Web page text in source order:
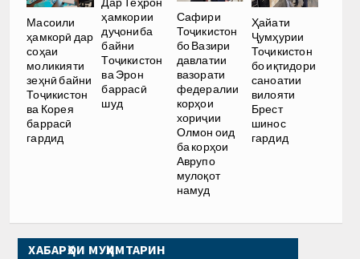
Масоили
ҳамкорӣ дар
соҳаи
моликияти
зеҳнӣ байни
Тоҷикистон
ва Корея
баррасӣ
гардид
Дар Теҳрон
ҳамкории
дуҷониба
байни
Тоҷикистон
ва Эрон
баррасӣ
шуд
Сафири
Тоҷикистон
бо Вазири
давлатии
вазорати
федералии
корҳои
хориҷии
Олмон оид
ба корҳои
Аврупо
мулоқот
намуд
Ҳайати
Ҷумҳурии
Тоҷикистон
бо иқтидори
саноатии
вилояти
Брест
шинос
гардид
ХАБАРҲОИ МУҲИМТАРИН